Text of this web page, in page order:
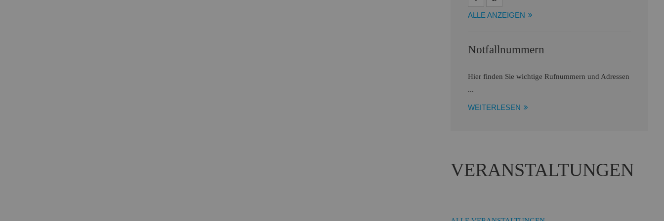
ALLE ANZEIGEN
Notfallnummern
Hier finden Sie wichtige Rufnummern und Adressen
...
WEITERLESEN
VERANSTALTUNGEN